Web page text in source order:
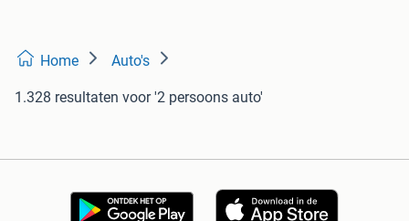
Home Auto's
1.328 resultaten voor '2 persoons auto'